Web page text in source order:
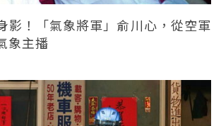
影！「氣象將軍」俞川心，從空軍
象主播